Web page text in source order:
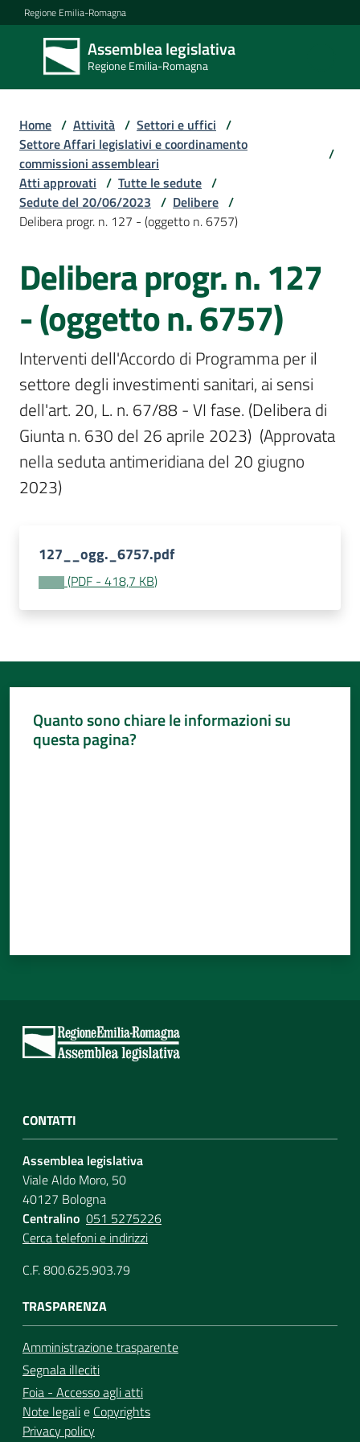
Vai al contenuto
Vai alla navigazione
Vai al footer
Regione Emilia-Romagna
Assemblea legislativa
Regione Emilia-Romagna
Assemblea
legislativa
Regione Emilia-
Assemblea
Argomenti
Per
i
media
Per
i
cittadini
Home / Attività / Settori e uffici /
Settore Affari legislativi e coordinamento
commissioni assembleari
/
Atti approvati / Tutte le sedute /
Sedute del 20/06/2023 / Delibere /
Delibera progr. n. 127 - (oggetto n. 6757)
Delibera progr. n. 127
- (oggetto n. 6757)
Interventi dell'Accordo di Programma per il
settore degli investimenti sanitari, ai sensi
dell'art. 20, L. n. 67/88 - VI fase. (Delibera di
Giunta n. 630 del 26 aprile 2023)  (Approvata
nella seduta antimeridiana del 20 giugno
2023)
127__ogg._6757.pdf
(PDF - 418,7 KB)
Quanto sono chiare le informazioni su
questa pagina?
CONTATTI
Assemblea legislativa
Viale Aldo Moro, 50
40127 Bologna
Centralino 051 5275226
Cerca telefoni e indirizzi
C.F. 800.625.903.79
TRASPARENZA
Amministrazione trasparente
Segnala illeciti
Foia - Accesso agli atti
Note legalie Copyrights
Privacy policy